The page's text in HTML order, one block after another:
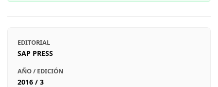
EDITORIAL
SAP PRESS
AÑO / EDICIÓN
2016 / 3